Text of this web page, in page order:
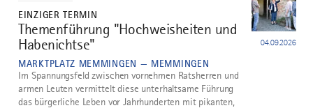
EINZIGER TERMIN
3
Themenführung "Hochweisheiten und
Habenichtse"
MARKTPLATZ MEMMINGEN — MEMMINGEN
04.09.2026
Im Spannungsfeld zwischen vornehmen Ratsherren und
armen Leuten vermittelt diese unterhaltsame Führung
das bürgerliche Leben vor Jahrhunderten mit pikanten,